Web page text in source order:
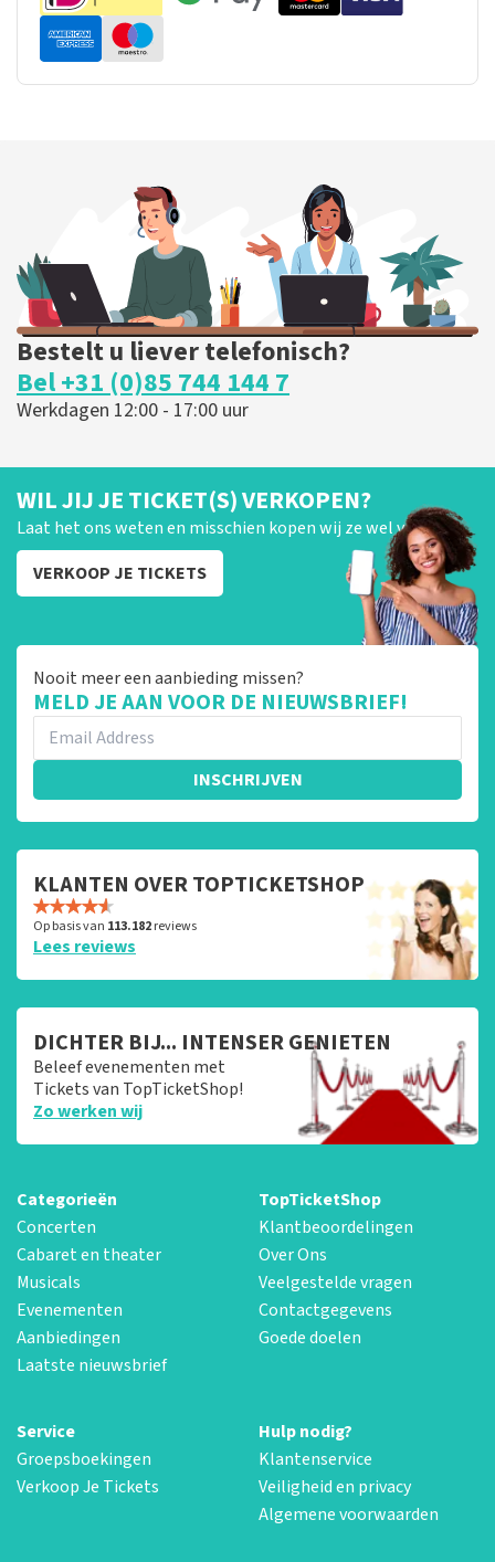
Bestelt u liever telefonisch?
Bel +31 (0)85 744 144 7
Werkdagen 12:00 - 17:00 uur
WIL JIJ JE TICKET(S) VERKOPEN?
Laat het ons weten en misschien kopen wij ze wel van je!
VERKOOP JE TICKETS
Nooit meer een aanbieding missen?
MELD JE AAN VOOR DE NIEUWSBRIEF!
INSCHRIJVEN
KLANTEN OVER TOPTICKETSHOP
Op basis van 113.182reviews
Lees reviews
DICHTER BIJ... INTENSER GENIETEN
Beleef evenementen met
Tickets van TopTicketShop!
Zo werken wij
Categorieën
Concerten
Cabaret en theater
Musicals
Evenementen
Aanbiedingen
Laatste nieuwsbrief
TopTicketShop
Klantbeoordelingen
Over Ons
Veelgestelde vragen
Contactgegevens
Goede doelen
Service
Groepsboekingen
Verkoop Je Tickets
Hulp nodig?
Klantenservice
Veiligheid en privacy
Algemene voorwaarden